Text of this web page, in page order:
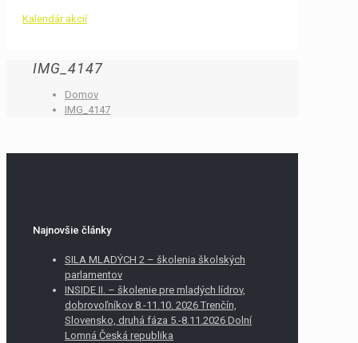
Kalendár akcií
IMG_4147
Domov
IMG_4147
Najnovšie články
SILA MLADÝCH 2 – školenia školských
parlamentov
INSIDE II. – školenie pre mladých lídrov,
dobrovoľníkov 8.-11.10. 2026 Trenčín,
Slovensko, druhá fáza 5.-8.11.2026 Dolní
Lomná Česká republika